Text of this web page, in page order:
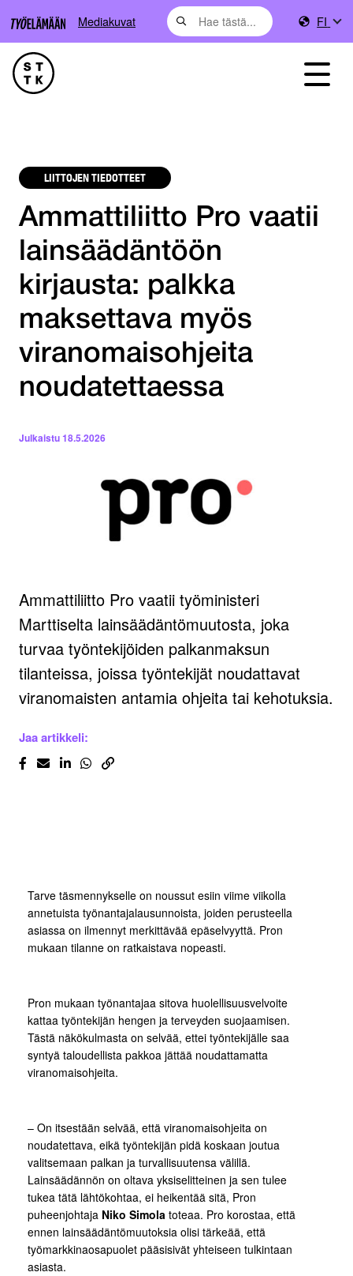
Mediakuvat FI
LIITTOJEN TIEDOTTEET
Ammattiliitto Pro vaatii
lainsäädäntöön
kirjausta: palkka
maksettava myös
viranomaisohjeita
noudatettaessa
Julkaistu18.5.2026
Ammattiliitto Pro vaatii työministeri
Marttiselta lainsäädäntömuutosta, joka
turvaa työntekijöiden palkanmaksun
tilanteissa, joissa työntekijät noudattavat
viranomaisten antamia ohjeita tai kehotuksia.
Jaa artikkeli:
Tarve täsmennykselle on noussut esiin viime viikolla
annetuista työnantajalausunnoista, joiden perusteella
asiassa on ilmennyt merkittävää epäselvyyttä. Pron
mukaan tilanne on ratkaistava nopeasti.
Pron mukaan työnantajaa sitova huolellisuusvelvoite
kattaa työntekijän hengen ja terveyden suojaamisen.
Tästä näkökulmasta on selvää, ettei työntekijälle saa
syntyä taloudellista pakkoa jättää noudattamatta
viranomaisohjeita.
– On itsestään selvää, että viranomaisohjeita on
noudatettava, eikä työntekijän pidä koskaan joutua
valitsemaan palkan ja turvallisuutensa välillä.
Lainsäädännön on oltava yksiselitteinen ja sen tulee
tukea tätä lähtökohtaa, ei heikentää sitä, Pron
puheenjohtaja Niko Simola toteaa. Pro korostaa, että
ennen lainsäädäntömuutoksia olisi tärkeää, että
työmarkkinaosapuolet pääsisivät yhteiseen tulkintaan
asiasta.